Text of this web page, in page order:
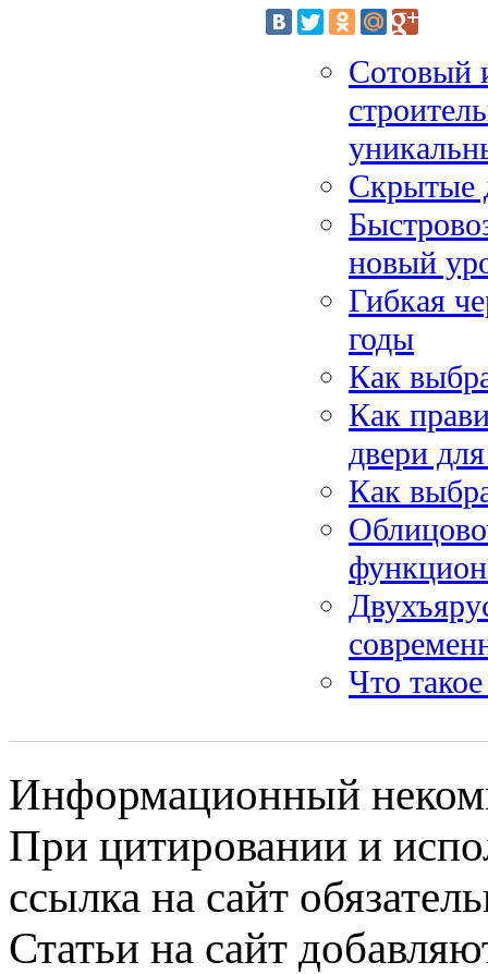
Сотовый
Скрытые
новый
Гибкая
годы
Как
Как
двери
Как
Что
Информационный
При цитировании и
ссылка на сайт
Статьи на сайт